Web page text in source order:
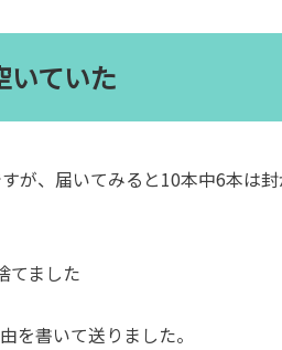
ていた
が、届いてみると10本中6本は封
てました
を書いて送りました。